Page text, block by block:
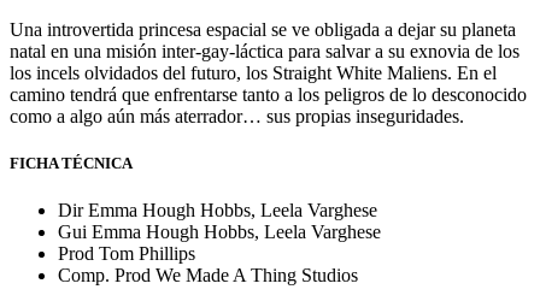
Una introvertida princesa espacial se ve obligada a dejar su planeta
natal en una misión inter-gay-láctica para salvar a su exnovia de los
los incels olvidados del futuro, los Straight White Maliens. En el
camino tendrá que enfrentarse tanto a los peligros de lo desconocido
como a algo aún más aterrador… sus propias inseguridades.
FICHA TÉCNICA
DirEmma Hough Hobbs, Leela Varghese
Gui Emma Hough Hobbs, Leela Varghese
Prod Tom Phillips
Comp. Prod We Made A Thing Studios